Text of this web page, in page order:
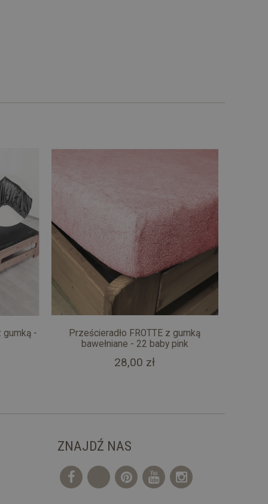
gumką -
Prześcieradło FROTTE z gumką
bawełniane - 22 baby pink
28,00 zł
ZNAJDŹ NAS